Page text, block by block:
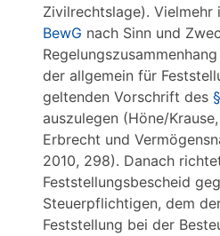
Zivilrechtslage). Vielmehr
BewG nach Sinn und
der allgemein für
geltenden Vorschrift des
auszulegen (Höne/
Erbrecht und
2010, 298). Danach
Feststellungsbescheid
Steuerpflichtigen, dem
Feststellung bei der